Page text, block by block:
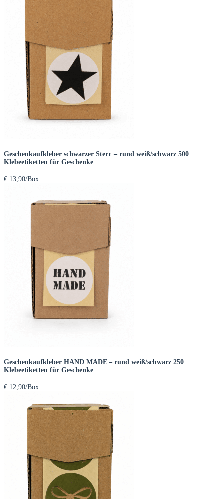
Geschenkaufkleber schwarzer Stern – rund weiß/schwarz 500
Klebeetiketten für Geschenke
€ 13,90/Box
Geschenkaufkleber HAND MADE – rund weiß/schwarz 250
Klebeetiketten für Geschenke
€ 12,90/Box